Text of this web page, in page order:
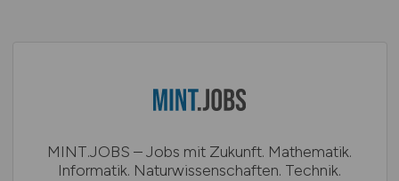
MINT.JOBS – Jobs mit Zukunft. Mathematik.
Informatik. Naturwissenschaften. Technik.